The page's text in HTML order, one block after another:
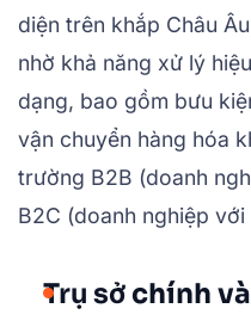
diện trên khắp Châu
nhờ khả năng xử lý
dạng, bao gồm bưu
vận chuyển hàng hóa
trường B2B (doanh
B2C (doanh nghiệp
Trụ sở chính